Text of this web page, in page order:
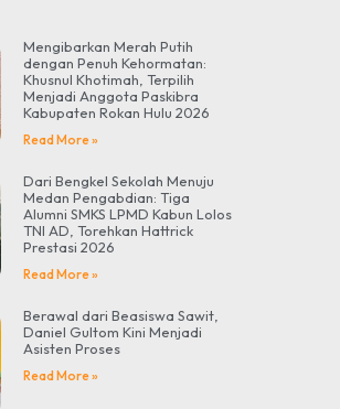
Mengibarkan Merah Putih
dengan Penuh Kehormatan:
Khusnul Khotimah, Terpilih
Menjadi Anggota Paskibra
Kabupaten Rokan Hulu 2026
Read More »
Dari Bengkel Sekolah Menuju
Medan Pengabdian: Tiga
Alumni SMKS LPMD Kabun Lolos
TNI AD, Torehkan Hattrick
Prestasi 2026
Read More »
Berawal dari Beasiswa Sawit,
Daniel Gultom Kini Menjadi
Asisten Proses
Read More »